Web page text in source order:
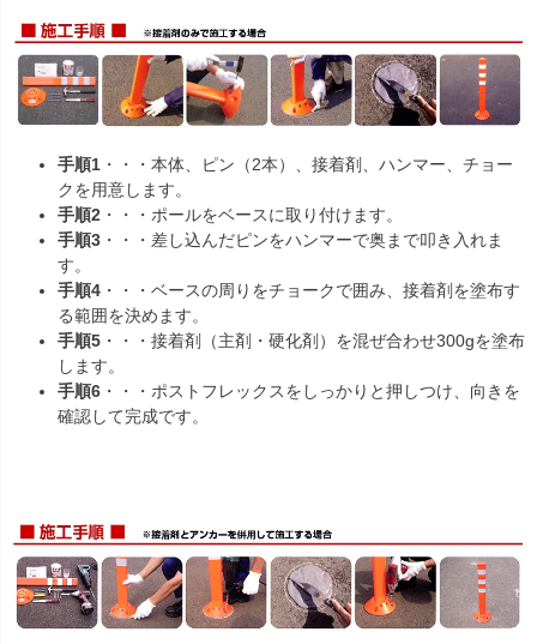
手順1 ・・・本体、ピン（2本）、接着剤、ハンマー、チョー
クを用意します。
手順2 ・・・ポールをベースに取り付けます。
手順3 ・・・差し込んだピンをハンマーで奥まで叩き入れま
す。
手順4 ・・・ベースの周りをチョークで囲み、接着剤を塗布す
る範囲を決めます。
手順5 ・・・接着剤（主剤・硬化剤）を混ぜ合わせ300gを塗布
します。
手順6 ・・・ポストフレックスをしっかりと押しつけ、向きを
確認して完成です。